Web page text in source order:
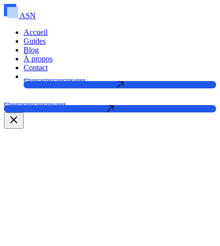
ASN
Accueil
Guides
Blog
À propos
Contact
Contactez un expert
Contactez un expert